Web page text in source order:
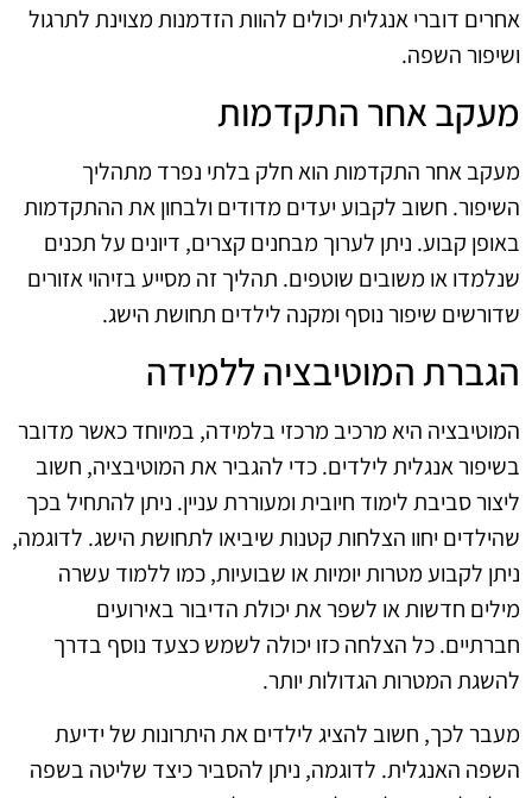
אחרים דוברי אנגלית יכולים להוות הזדמנות מצוינת לתרגול
ושיפור השפה.
מעקב אחר התקדמות
מעקב אחר התקדמות הוא חלק בלתי נפרד מתהליך
השיפור. חשוב לקבוע יעדים מדודים ולבחון את ההתקדמות
באופן קבוע. ניתן לערוך מבחנים קצרים, דיונים על תכנים
שנלמדו או משובים שוטפים. תהליך זה מסייע בזיהוי אזורים
שדורשים שיפור נוסף ומקנה לילדים תחושת הישג.
הגברת המוטיבציה ללמידה
המוטיבציה היא מרכיב מרכזי בלמידה, במיוחד כאשר מדובר
בשיפור אנגלית לילדים. כדי להגביר את המוטיבציה, חשוב
ליצור סביבת לימוד חיובית ומעוררת עניין. ניתן להתחיל בכך
שהילדים יחוו הצלחות קטנות שיביאו לתחושת הישג. לדוגמה,
ניתן לקבוע מטרות יומיות או שבועיות, כמו ללמוד עשרה
מילים חדשות או לשפר את יכולת הדיבור באירועים
חברתיים. כל הצלחה כזו יכולה לשמש כצעד נוסף בדרך
להשגת המטרות הגדולות יותר.
מעבר לכך, חשוב להציג לילדים את היתרונות של ידיעת
השפה האנגלית. לדוגמה, ניתן להסביר כיצד שליטה בשפה